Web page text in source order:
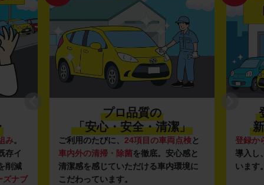
み。
存イ
削減
ズナブ
プロ品質の
「安心・安全・清潔」
ご利用のたびに、 24項目の車両点検と
車内外の清掃・除菌を徹底。安心感と
清潔感を感じていただける車内環境に
こだわっています。
登録か
導入し
います